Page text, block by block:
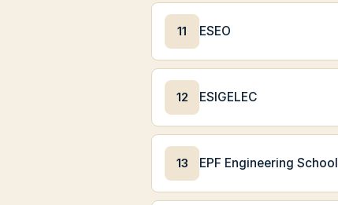
11 ESEO
12 ESIGELEC
13 EPF Engineering School